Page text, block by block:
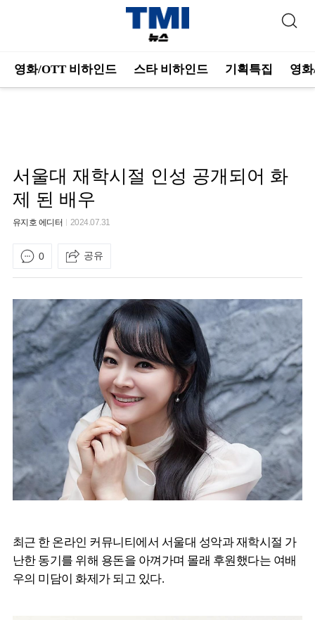
영화/OTT 비하인드 스타 비하인드 기획특집 영
서울대 재학시절 인성 공개되어 화
제 된 배우
유지호 에디터 2024.07.31
0 공유
최근 한 온라인 커뮤니티에서 서울대 성악과 재학시절 가
난한 동기를 위해 용돈을 아껴가며 몰래 후원했다는 여배
우의 미담이 화제가 되고 있다.